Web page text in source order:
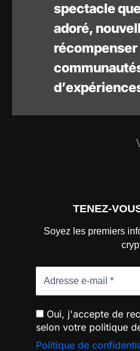
spectacle
adoré,
récompenser
TENEZ-
Soyez les premiers
Oui, j'accepte de
selon votre politique
Politique de